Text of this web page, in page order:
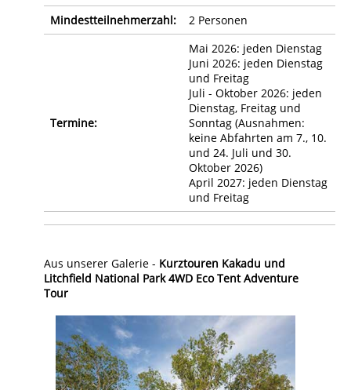
Mindestteilnehmerzahl:
2 Personen
Termine:
Mai 2026: jeden Dienstag
Juni 2026: jeden Dienstag
und Freitag
Juli - Oktober 2026: jeden
Dienstag, Freitag und
Sonntag (Ausnahmen:
keine Abfahrten am 7., 10.
und 24. Juli und 30.
Oktober 2026)
April 2027: jeden Dienstag
und Freitag
Aus unserer Galerie - Kurztouren Kakadu und
Litchfield National Park 4WD Eco Tent Adventure
Tour